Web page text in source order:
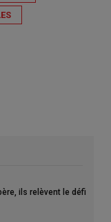
ils relèvent le défi